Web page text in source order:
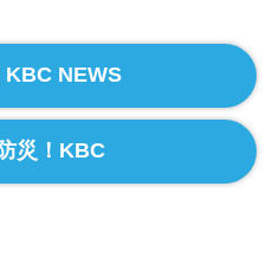
KBC NEWS
災！KBC